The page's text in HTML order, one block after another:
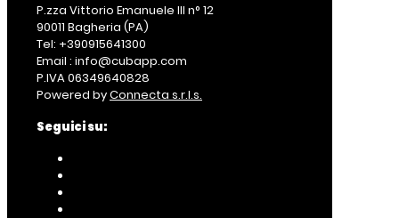
P.zza Vittorio Emanuele III n° 12
90011 Bagheria (PA)
Tel: +390915641300
Email : info@cubapp.com
P.IVA 06349640828
Powered byConnecta s.r.l.s.
Seguici su: